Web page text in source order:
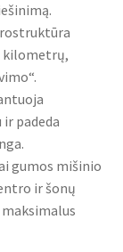
kilometrų,
padeda
gumos mišinio
ir šonų